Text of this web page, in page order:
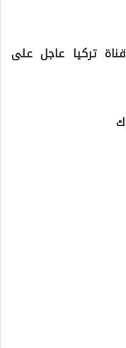
قناة تركيا عاجل على